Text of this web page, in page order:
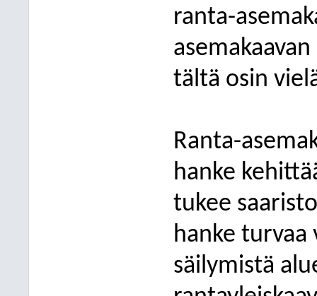
ranta-
tältä osin
Ranta-
hanke
tukee
hanke turvaa
säilymistä